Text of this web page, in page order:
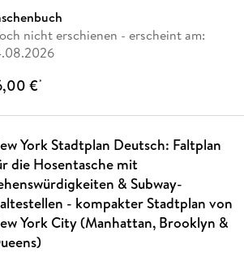
nicht erschienen - erscheint am:
€*
York Stadtplan Deutsch: Faltplan
die Hosentasche mit
& Subway-
- kompakter Stadtplan von
York City (Manhattan, Brooklyn &